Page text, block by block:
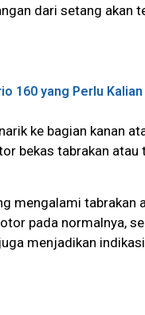
dari setang akan
160 yang Perlu
ke bagian kanan
bekas tabrakan
mengalami
pada normalnya,
menjadikan